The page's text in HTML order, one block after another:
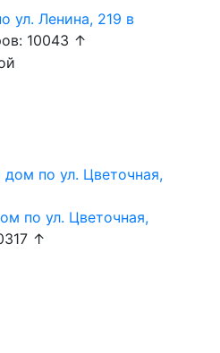
ул. Ленина, 219 в
10043 ↑
по ул. Цветочная,
↑